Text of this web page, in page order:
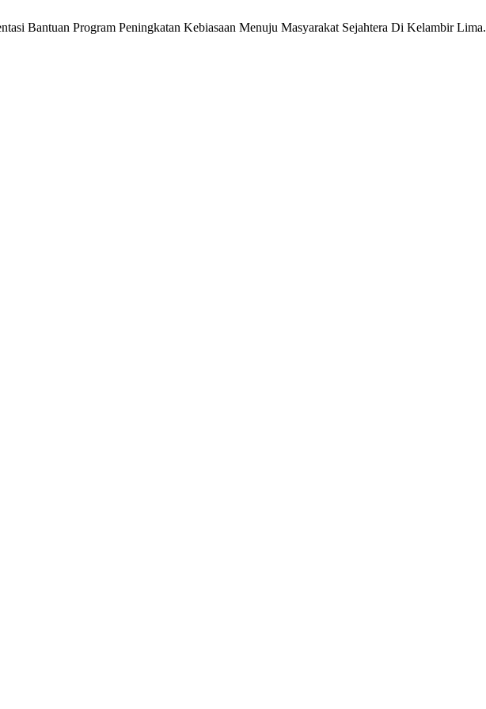
Bantuan Program Peningkatan Kebiasaan Menuju Masyarakat Sejahtera Di Kelambir Lima.